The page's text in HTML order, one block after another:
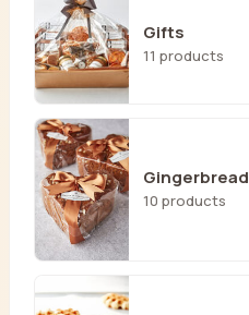
Gifts
11 products
Gingerbread
10 products